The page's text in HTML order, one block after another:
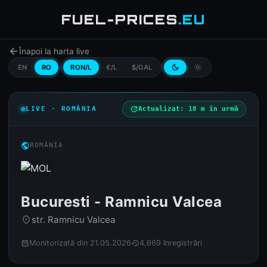
FUEL-PRICES.EU
arrow_backÎnapoi la harta live
EN RO RON/L €/L $/GAL dark_mode light_mode
LIVE · ROMÂNIA updateActualizat: 18 m în urmă
publicROMÂNIA
Bucuresti - Ramnicu Valcea
place str. Ramnicu Valcea
calendar_month Monitorizată din 21.05.2026history4,669 înregistrări